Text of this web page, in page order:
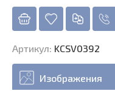
Артикул: KCSV0392
Изображения